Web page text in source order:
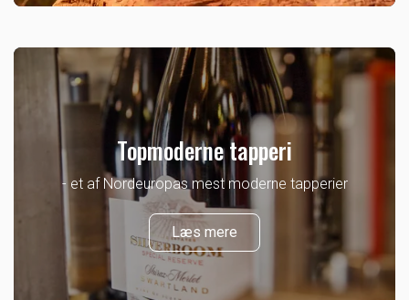
Topmoderne tapperi
- et af Nordeuropas mest moderne tapperier
Læs mere